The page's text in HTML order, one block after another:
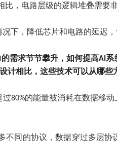
，电路层级的逻辑堆叠需
下，降低芯片和电路的延迟，
需求节节攀升，如何提高AI
计相比，这些技术可以从哪
80%的能量被消耗在数据移
不同的协议，数据穿过多层